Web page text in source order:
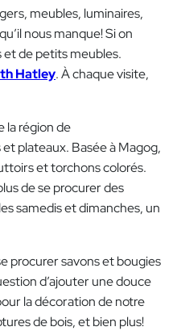
meubles, luminaires,
nous manque! Si on
et de petits meubles.
Hatley. À chaque visite,
la région de
plateaux. Basée à Magog,
et torchons colorés.
de se procurer des
les samedis et dimanches, un
procurer savons et bougies
d’ajouter une douce
la décoration de notre
de bois, et bien plus!